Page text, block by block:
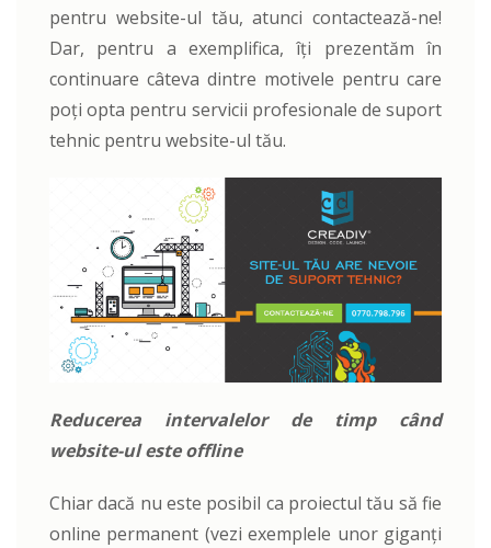
pentru website-ul tău, atunci contactează-ne!
Dar, pentru a exemplifica, îți prezentăm în
continuare câteva dintre motivele pentru care
poți opta pentru servicii profesionale de suport
tehnic pentru website-ul tău.
Reducerea intervalelor de timp când
website-ul este offline
Chiar dacă nu este posibil ca proiectul tău să fie
online permanent (vezi exemplele unor giganți